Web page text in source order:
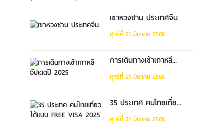
เขาหวงซาน ประเทศจีน
ศุกร์ที่ 21 มีนาคม 2568
การเดินทางเข้าเกาหลี...
ศุกร์ที่ 21 มีนาคม 2568
35 ประเทศ คนไทยเที่ย...
ศุกร์ที่ 21 มีนาคม 2568